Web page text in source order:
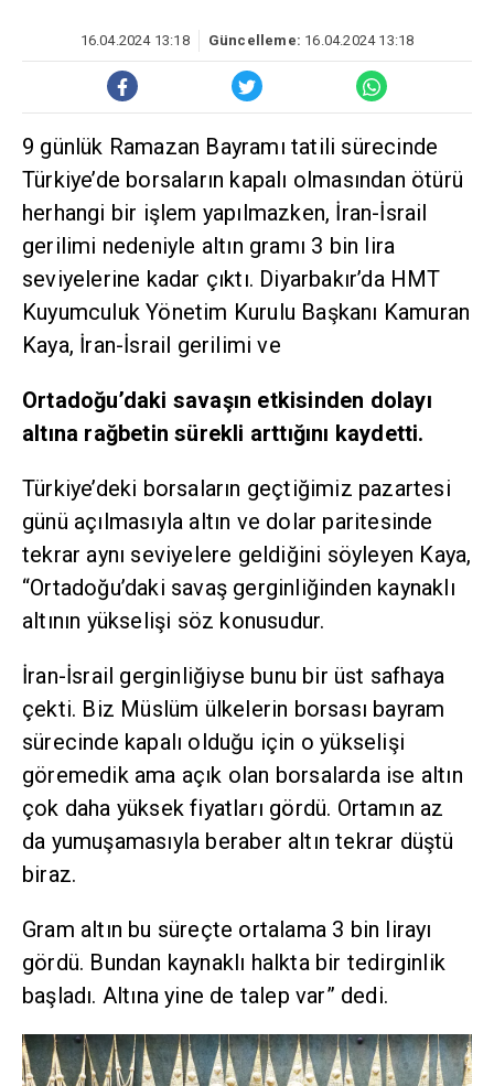
16.04.2024 13:18 Güncelleme: 16.04.2024 13:18
9 günlük Ramazan Bayramı tatili sürecinde
Türkiye’de borsaların kapalı olmasından ötürü
herhangi bir işlem yapılmazken, İran-İsrail
gerilimi nedeniyle altın gramı 3 bin lira
seviyelerine kadar çıktı. Diyarbakır’da HMT
Kuyumculuk Yönetim Kurulu Başkanı Kamuran
Kaya, İran-İsrail gerilimi ve
Ortadoğu’daki savaşın etkisinden dolayı
altına rağbetin sürekli arttığını kaydetti.
Türkiye’deki borsaların geçtiğimiz pazartesi
günü açılmasıyla altın ve dolar paritesinde
tekrar aynı seviyelere geldiğini söyleyen Kaya,
“Ortadoğu’daki savaş gerginliğinden kaynaklı
altının yükselişi söz konusudur.
İran-İsrail gerginliğiyse bunu bir üst safhaya
çekti. Biz Müslüm ülkelerin borsası bayram
sürecinde kapalı olduğu için o yükselişi
göremedik ama açık olan borsalarda ise altın
çok daha yüksek fiyatları gördü. Ortamın az
da yumuşamasıyla beraber altın tekrar düştü
biraz.
Gram altın bu süreçte ortalama 3 bin lirayı
gördü. Bundan kaynaklı halkta bir tedirginlik
başladı. Altına yine de talep var” dedi.